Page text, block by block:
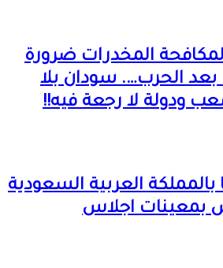
المخدرات ضرورة
بعد الحرب…. سودان بلا
ودولة لا رجعة فيه!!
بالمملكة العربية السعودية